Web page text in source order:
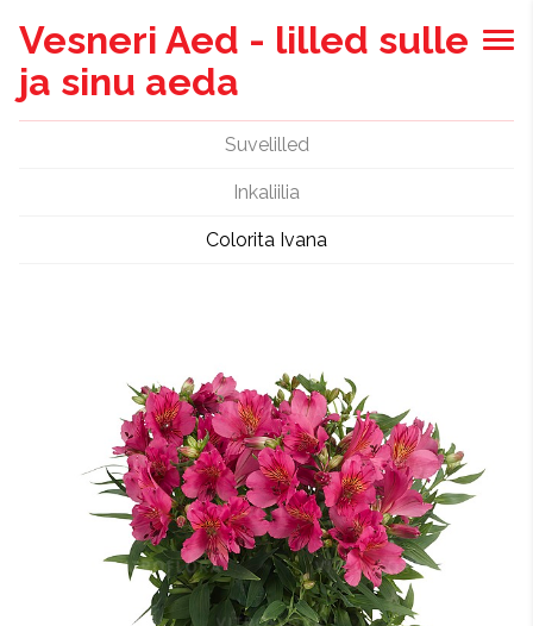
Vesneri Aed - lilled sulle
ja sinu aeda
Suvelilled
Inkaliilia
Colorita Ivana